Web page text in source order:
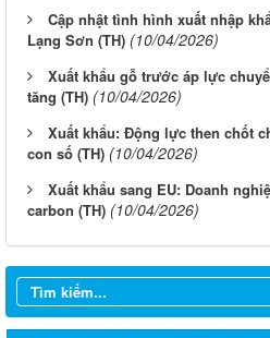
Cập nhật tình hình xuất nhập
Lạng Sơn (TH) (10/04/2026)
Xuất khẩu gỗ trước áp lực
tăng (TH) (10/04/2026)
Xuất khẩu: Động lực then chốt
con số (TH) (10/04/2026)
Xuất khẩu sang EU: Doanh
carbon (TH) (10/04/2026)